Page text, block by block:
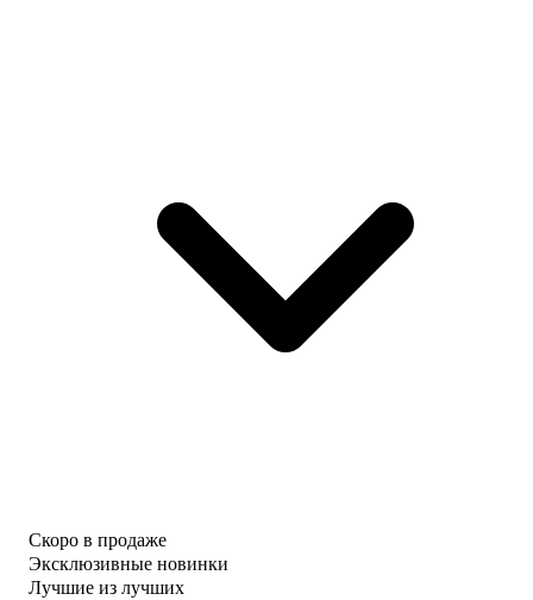
Скоро в продаже
Эксклюзивные новинки
Лучшие из лучших